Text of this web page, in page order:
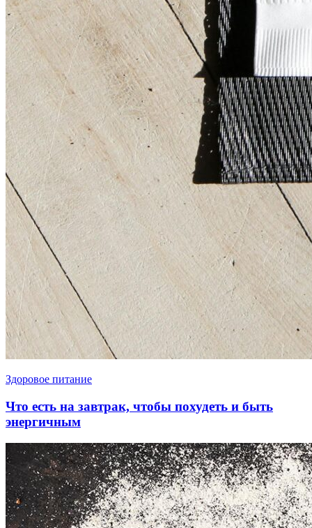
Здоровое питание
Что есть на завтрак, чтобы похудеть и быть
энергичным